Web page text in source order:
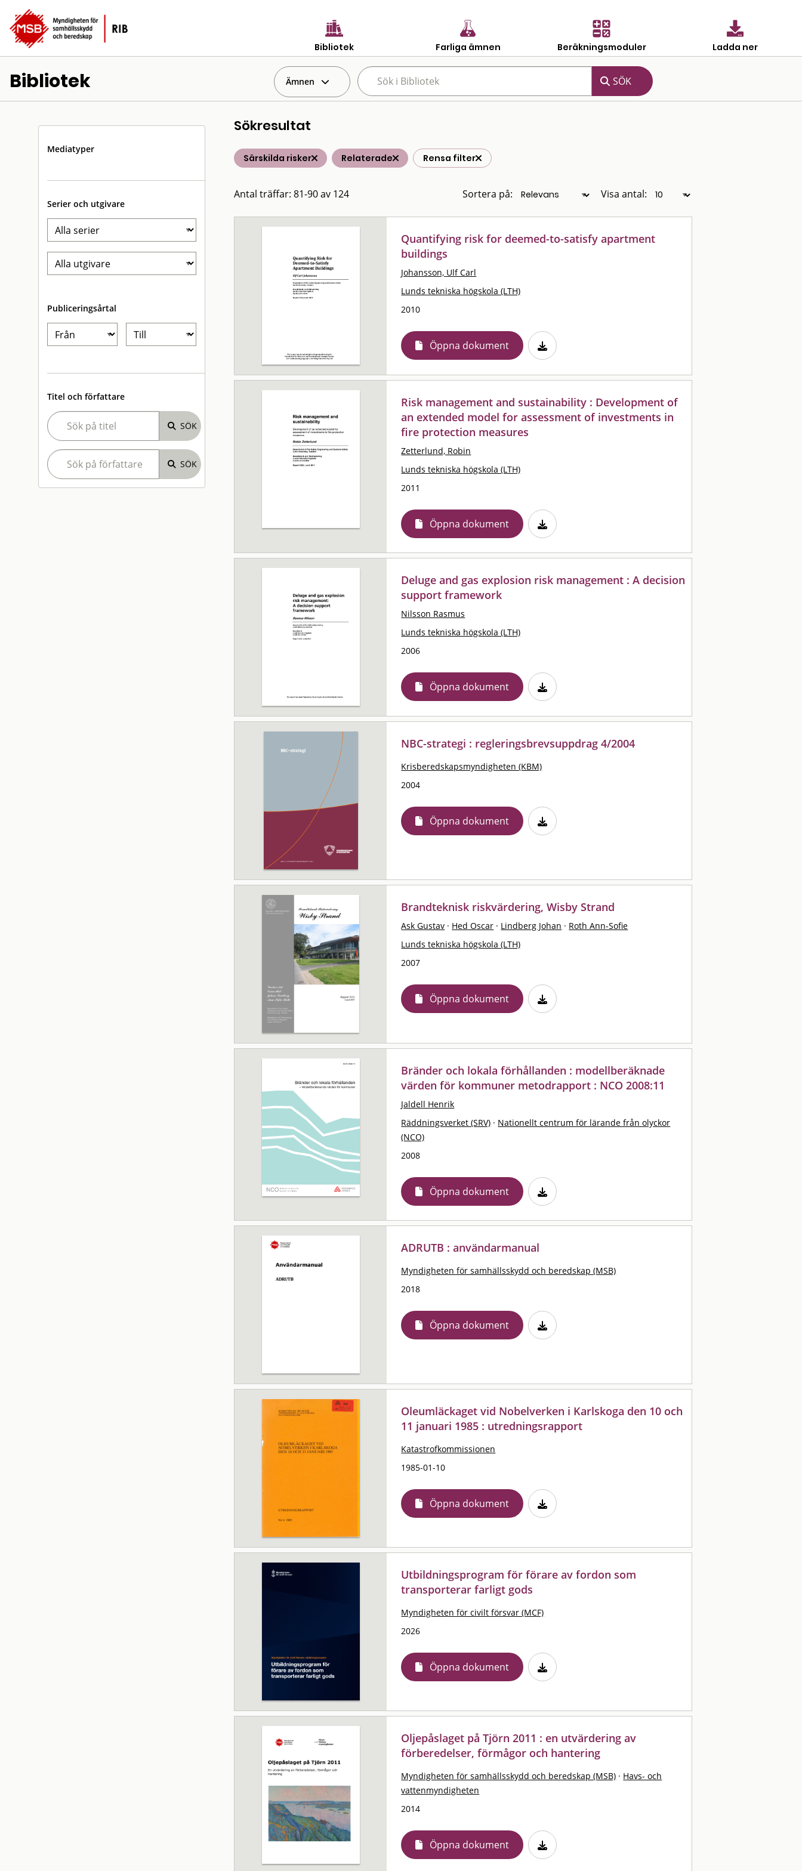
Bibliotek Farliga ämnen Beräkningsmoduler Ladda ner
Bibliotek Ämnen
Mediatyper
Serier och utgivare
Publiceringsårtal
Titel och författare
Sökresultat
Särskilda risker Relaterade Rensa filter
Antal träffar: 81-90 av 124 Sortera på: Visa antal:
Quantifying risk for deemed-to-satisfy apartment
buildings
Johansson, Ulf Carl
Lunds tekniska högskola (LTH)
2010
Öppna dokument
Risk management and sustainability : Development of
an extended model for assessment of investments in
fire protection measures
Zetterlund, Robin
Lunds tekniska högskola (LTH)
2011
Öppna dokument
Deluge and gas explosion risk management : A decision
support framework
Nilsson Rasmus
Lunds tekniska högskola (LTH)
2006
Öppna dokument
NBC-strategi : regleringsbrevsuppdrag 4/2004
Krisberedskapsmyndigheten (KBM)
2004
Öppna dokument
Brandteknisk riskvärdering, Wisby Strand
Ask Gustav · Hed Oscar · Lindberg Johan · Roth Ann-Sofie
Lunds tekniska högskola (LTH)
2007
Öppna dokument
Bränder och lokala förhållanden : modellberäknade
värden för kommuner metodrapport : NCO 2008:11
Jaldell Henrik
Räddningsverket (SRV) · Nationellt centrum för lärande från olyckor
(NCO)
2008
Öppna dokument
ADRUTB : användarmanual
Myndigheten för samhällsskydd och beredskap (MSB)
2018
Öppna dokument
Oleumläckaget vid Nobelverken i Karlskoga den 10 och
11 januari 1985 : utredningsrapport
Katastrofkommissionen
1985-01-10
Öppna dokument
Utbildningsprogram för förare av fordon som
transporterar farligt gods
Myndigheten för civilt försvar (MCF)
2026
Öppna dokument
Oljepåslaget på Tjörn 2011 : en utvärdering av
förberedelser, förmågor och hantering
Myndigheten för samhällsskydd och beredskap (MSB) · Havs- och
vattenmyndigheten
2014
Öppna dokument